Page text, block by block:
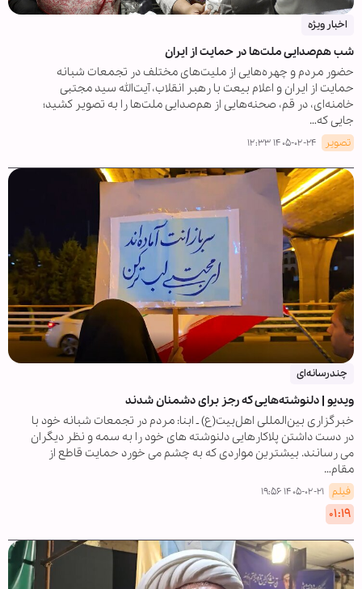
اخبار ویژه
شب هم‌صدایی ملت‌ها در حمایت از ایران
حضور مردم و چهره‌هایی از ملیت‌های مختلف در تجمعات شبانه
حمایت از ایران و اعلام بیعت با رهبر انقلاب، آیت‌الله سید مجتبی
خامنه‌ای، در قم، صحنه‌هایی از هم‌صدایی ملت‌ها را به تصویر کشید؛
جایی که…
تصویر ۱۴۰۵-۰۲-۲۴ ۱۲:۳۳
چندرسانه‌ای
ویدیو | دلنوشته‌هایی که رجز برای دشمنان شدند
خبرگزاری بین‌المللی اهل‌بیت(ع) ـ ابنا: مردم در تجمعات شبانه خود با
در دست داشتن پلاکارهایی دلنوشته های خود را به سمه و نظر دیگران
می رسانند. بیشترین مواردی که به چشم می خورد حمایت قاطع از
مقام…
فیلم ۱۴۰۵-۰۲-۲۱ ۱۹:۵۶
۰۱:۱۹